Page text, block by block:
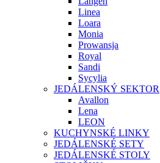
Linea
Loara
Monia
Prowansja
Royal
Sandi
Sycylia
JEDÁLENSKÝ SEKTOR
Avallon
Lena
LEON
KUCHYNSKÉ LINKY
JEDÁLENSKÉ SETY
JEDÁLENSKÉ STOLY